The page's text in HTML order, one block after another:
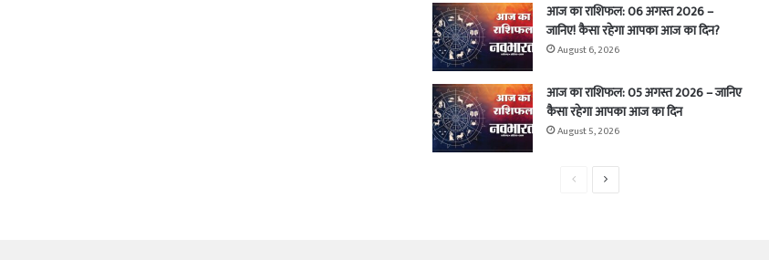
आज का राशिफल: 06 अगस्त 2026 –
जानिए! कैसा रहेगा आपका आज का दिन?
August 6, 2026
आज का राशिफल: 05 अगस्त 2026 – जानिए
कैसा रहेगा आपका आज का दिन
August 5, 2026
PreviousNext